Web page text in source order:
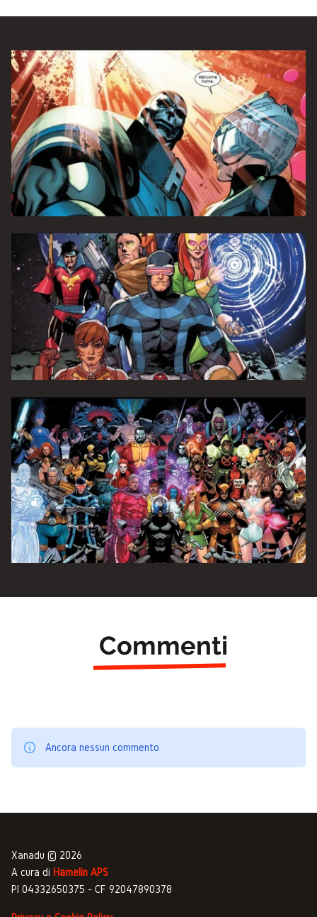
Commenti
Ancora nessun commento
Xanadu © 2026
A cura di Hamelin APS
PI 04332650375 - CF 92047890378